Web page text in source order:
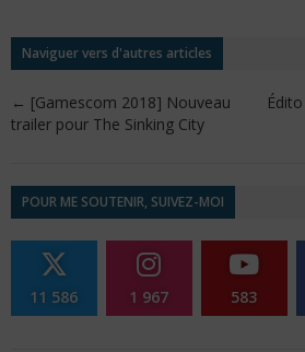
Naviguer vers d'autres articles
← [Gamescom 2018] Nouveau
trailer pour The Sinking City
POUR ME SOUTENIR, SUIVEZ-MOI
11 586 1 967 583